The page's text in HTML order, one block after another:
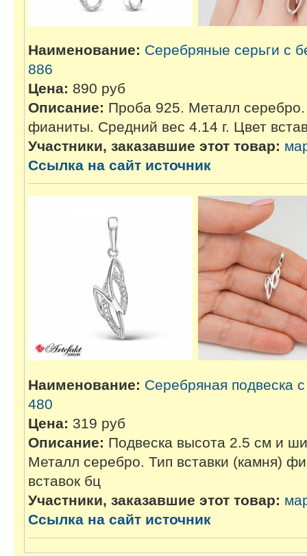
Наименование: Серебряные серьги с
886
Цена: 890 руб
Описание: Проба 925. Металл серебро.
фианиты. Средний вес 4.14 г. Цвет
Участники, заказавшие этот товар:
Ссылка на сайт источник
Наименование: Серебряная подвеска
480
Цена: 319 руб
Описание: Подвеска высота 2.5 см и
Металл серебро. Тип вставки (камня)
вставок бц
Участники, заказавшие этот товар:
Ссылка на сайт источник